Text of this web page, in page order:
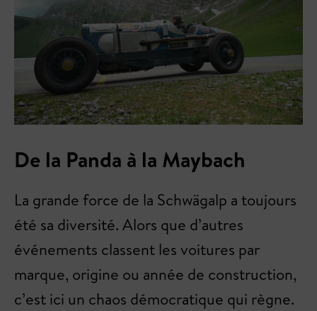
De la Panda à la Maybach
La grande force de la Schwägalp a toujours
été sa diversité. Alors que d’autres
événements classent les voitures par
marque, origine ou année de construction,
c’est ici un chaos démocratique qui règne.